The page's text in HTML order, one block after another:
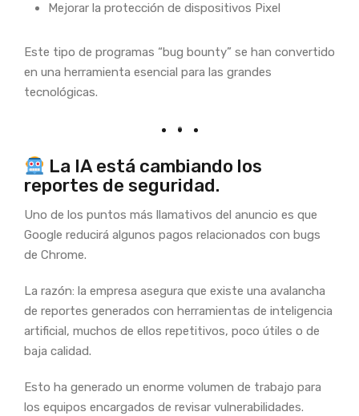
Mejorar la protección de dispositivos Pixel
Este tipo de programas “bug bounty” se han convertido
en una herramienta esencial para las grandes
tecnológicas.
La IA está cambiando los
reportes de seguridad.
Uno de los puntos más llamativos del anuncio es que
Google reducirá algunos pagos relacionados con bugs
de Chrome.
La razón: la empresa asegura que existe una avalancha
de reportes generados con herramientas de inteligencia
artificial, muchos de ellos repetitivos, poco útiles o de
baja calidad.
Esto ha generado un enorme volumen de trabajo para
los equipos encargados de revisar vulnerabilidades.